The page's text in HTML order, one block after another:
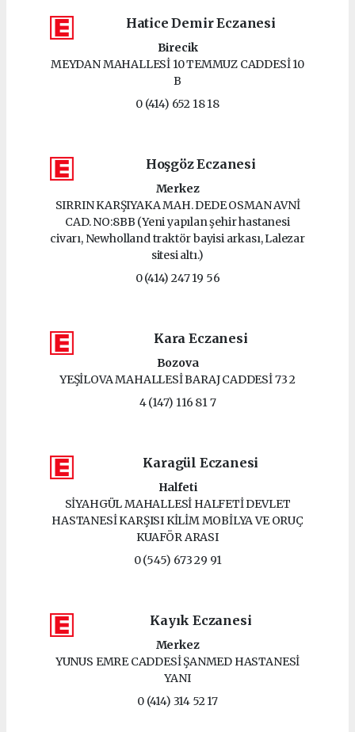
Hatice Demir Eczanesi
Birecik
MEYDAN MAHALLESİ 10 TEMMUZ CADDESİ 10
B
0 (414) 652 18 18
Hoşgöz Eczanesi
Merkez
SIRRIN KARŞIYAKA MAH. DEDE OSMAN AVNİ
CAD. NO:8BB (Yeni yapılan şehir hastanesi
civarı, Newholland traktör bayisi arkası, Lalezar
sitesi altı.)
0 (414) 247 19 56
Kara Eczanesi
Bozova
YEŞİLOVA MAHALLESİ BARAJ CADDESİ 73 2
4 (147) 116 81 7
Karagül Eczanesi
Halfeti
SİYAHGÜL MAHALLESİ HALFETİ DEVLET
HASTANESİ KARŞISI KİLİM MOBİLYA VE ORUÇ
KUAFÖR ARASI
0 (545) 673 29 91
Kayık Eczanesi
Merkez
YUNUS EMRE CADDESİ ŞANMED HASTANESİ
YANI
0 (414) 314 52 17